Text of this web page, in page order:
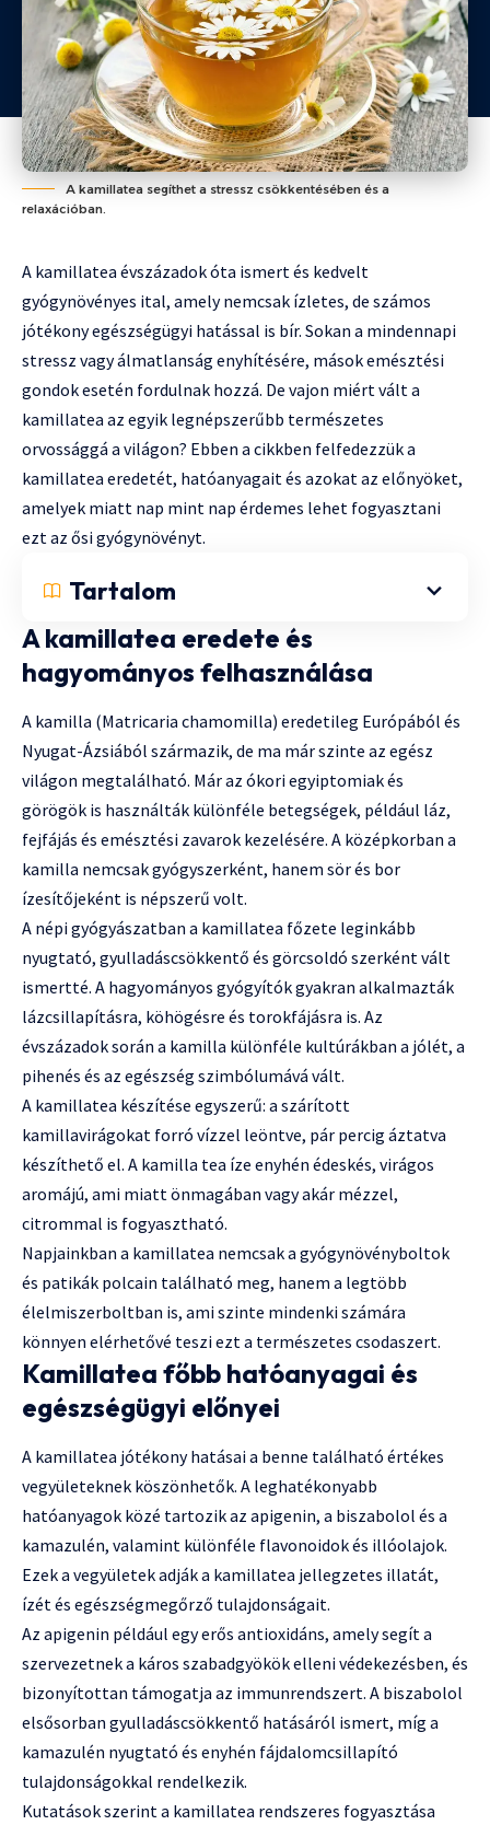
A kamillatea segíthet a stressz csökkentésében és a
relaxációban.
A kamillatea évszázadok óta ismert és kedvelt
gyógynövényes ital, amely nemcsak ízletes, de számos
jótékony egészségügyi hatással is bír. Sokan a mindennapi
stressz vagy álmatlanság enyhítésére, mások emésztési
gondok esetén fordulnak hozzá. De vajon miért vált a
kamillatea az egyik legnépszerűbb természetes
orvossággá a világon? Ebben a cikkben felfedezzük a
kamillatea eredetét, hatóanyagait és azokat az előnyöket,
amelyek miatt nap mint nap érdemes lehet fogyasztani
ezt az ősi gyógynövényt.
Tartalom
A kamillatea eredete és
hagyományos felhasználása
A kamilla (Matricaria chamomilla) eredetileg Európából és
Nyugat-Ázsiából származik, de ma már szinte az egész
világon megtalálható. Már az ókori egyiptomiak és
görögök is használták különféle betegségek, például láz,
fejfájás és emésztési zavarok kezelésére. A középkorban a
kamilla nemcsak gyógyszerként, hanem sör és bor
ízesítőjeként is népszerű volt.
A népi gyógyászatban a kamillatea főzete leginkább
nyugtató, gyulladáscsökkentő és görcsoldó szerként vált
ismertté. A hagyományos gyógyítók gyakran alkalmazták
lázcsillapításra, köhögésre és torokfájásra is. Az
évszázadok során a kamilla különféle kultúrákban a jólét, a
pihenés és az egészség szimbólumává vált.
A kamillatea készítése egyszerű: a szárított
kamillavirágokat forró vízzel leöntve, pár percig áztatva
készíthető el. A kamilla tea íze enyhén édeskés, virágos
aromájú, ami miatt önmagában vagy akár mézzel,
citrommal is fogyasztható.
Napjainkban a kamillatea nemcsak a gyógynövényboltok
és patikák polcain található meg, hanem a legtöbb
élelmiszerboltban is, ami szinte mindenki számára
könnyen elérhetővé teszi ezt a természetes csodaszert.
Kamillatea főbb hatóanyagai és
egészségügyi előnyei
A kamillatea jótékony hatásai a benne található értékes
vegyületeknek köszönhetők. A leghatékonyabb
hatóanyagok közé tartozik az apigenin, a biszabolol és a
kamazulén, valamint különféle flavonoidok és illóolajok.
Ezek a vegyületek adják a kamillatea jellegzetes illatát,
ízét és egészségmegőrző tulajdonságait.
Az apigenin például egy erős antioxidáns, amely segít a
szervezetnek a káros szabadgyökök elleni védekezésben, és
bizonyítottan támogatja az immunrendszert. A biszabolol
elsősorban gyulladáscsökkentő hatásáról ismert, míg a
kamazulén nyugtató és enyhén fájdalomcsillapító
tulajdonságokkal rendelkezik.
Kutatások szerint a kamillatea rendszeres fogyasztása